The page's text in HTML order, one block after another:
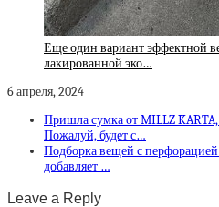
Еще один вариант эффектной
лакированной эко…
6 апреля, 2024
Пришла сумка от MILLZ
Пожалуй, будет с…
Подборка вещей с
добавляет …
Leave a Reply